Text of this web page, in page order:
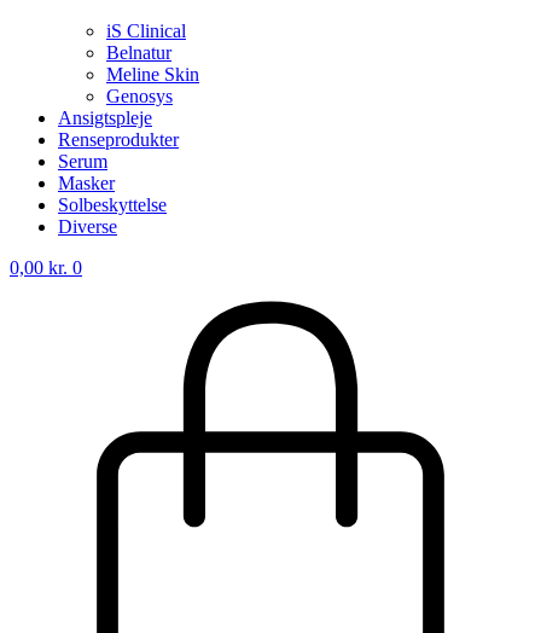
iS Clinical
Belnatur
Meline Skin
Genosys
Ansigtspleje
Renseprodukter
Serum
Masker
Solbeskyttelse
Diverse
0,00 kr. 0